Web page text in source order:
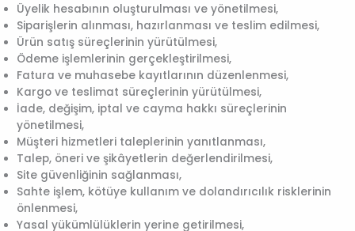
Üyelik hesabının oluşturulması ve yönetilmesi,
Siparişlerin alınması, hazırlanması ve teslim edilmesi,
Ürün satış süreçlerinin yürütülmesi,
Ödeme işlemlerinin gerçekleştirilmesi,
Fatura ve muhasebe kayıtlarının düzenlenmesi,
Kargo ve teslimat süreçlerinin yürütülmesi,
İade, değişim, iptal ve cayma hakkı süreçlerinin
yönetilmesi,
Müşteri hizmetleri taleplerinin yanıtlanması,
Talep, öneri ve şikâyetlerin değerlendirilmesi,
Site güvenliğinin sağlanması,
Sahte işlem, kötüye kullanım ve dolandırıcılık risklerinin
önlenmesi,
Yasal yükümlülüklerin yerine getirilmesi,